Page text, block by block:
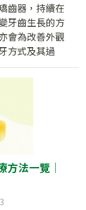
齒器，持續在
牙齒生長的方
會為改善外觀
方式及其過
錢、時間、理
或選擇箍牙方
方法一覽｜